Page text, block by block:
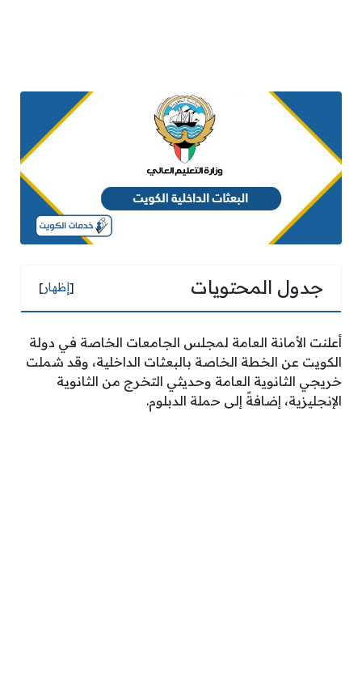
جدول المحتويات [إظهار]
أعلنت الأمانة العامة لمجلس الجامعات الخاصة في دولة
الكويت عن الخطة الخاصة بالبعثات الداخلية، وقد شملت
خريجي الثانوية العامة وحديثي التخرج من الثانوية
الإنجليزية، إضافةً إلى حملة الدبلوم.